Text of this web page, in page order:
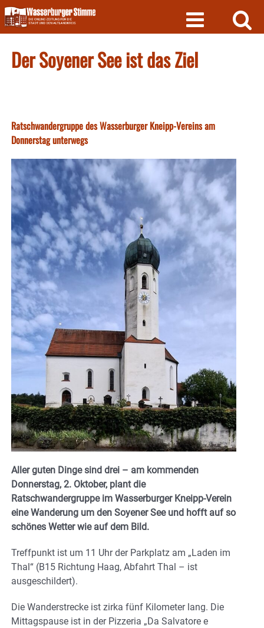
Skip
to
content
Der Soyener See ist das Ziel
Ratschwandergruppe des Wasserburger Kneipp-Vereins am
Donnerstag unterwegs
Aller guten Dinge sind drei – am kommenden
Donnerstag, 2. Oktober, plant die
Ratschwandergruppe im Wasserburger Kneipp-Verein
eine Wanderung um den Soyener See und hofft auf so
schönes Wetter wie auf dem Bild.
Treffpunkt ist um 11 Uhr der Parkplatz am „Laden im
Thal“ (B15 Richtung Haag, Abfahrt Thal – ist
ausgeschildert).
Die Wanderstrecke ist zirka fünf Kilometer lang. Die
Mittagspause ist in der Pizzeria „Da Salvatore e